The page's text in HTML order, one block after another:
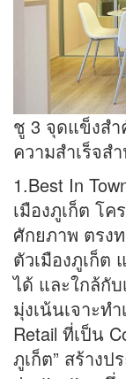
ชู 3 จุดแข็งส
ความสำเร็จส
1.Best In
เมืองภูเก็ต โค
ศักยภาพ ตรง
ตัวเมืองภูเก็ต
ได้ และใกล้กับ
มุ่งเน้นเจาะท
Retail ที่เป็น
ภูเก็ต” สร้างป